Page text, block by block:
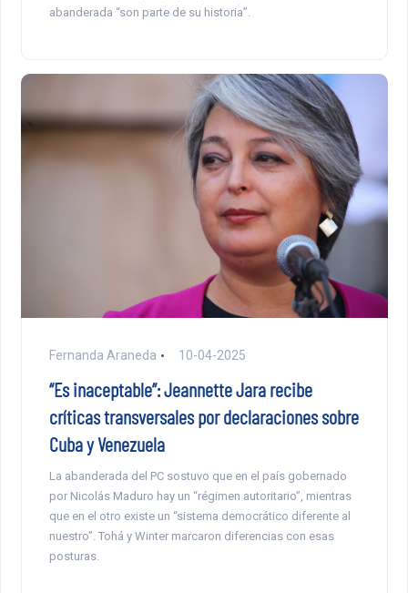
abanderada “son parte de su historia”.
Fernanda Araneda 10-04-2025
“Es inaceptable”: Jeannette Jara recibe
críticas transversales por declaraciones sobre
Cuba y Venezuela
La abanderada del PC sostuvo que en el país gobernado
por Nicolás Maduro hay un “régimen autoritario”, mientras
que en el otro existe un “sistema democrático diferente al
nuestro”. Tohá y Winter marcaron diferencias con esas
posturas.